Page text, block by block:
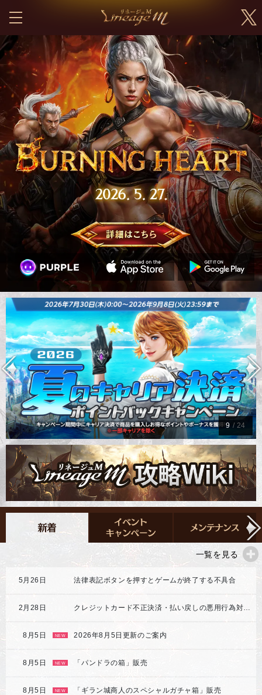
9 / 24
一覧を見る
5月26日 法律表記ボタンを押すとゲームが終了する不具合
2月28日
8月5日 NEW 2026年8月5日更新のご案内
8月5日 NEW 「パンドラの箱」販売
8月5日 NEW 「ギラン城商人のスペシャルガチャ箱」販売